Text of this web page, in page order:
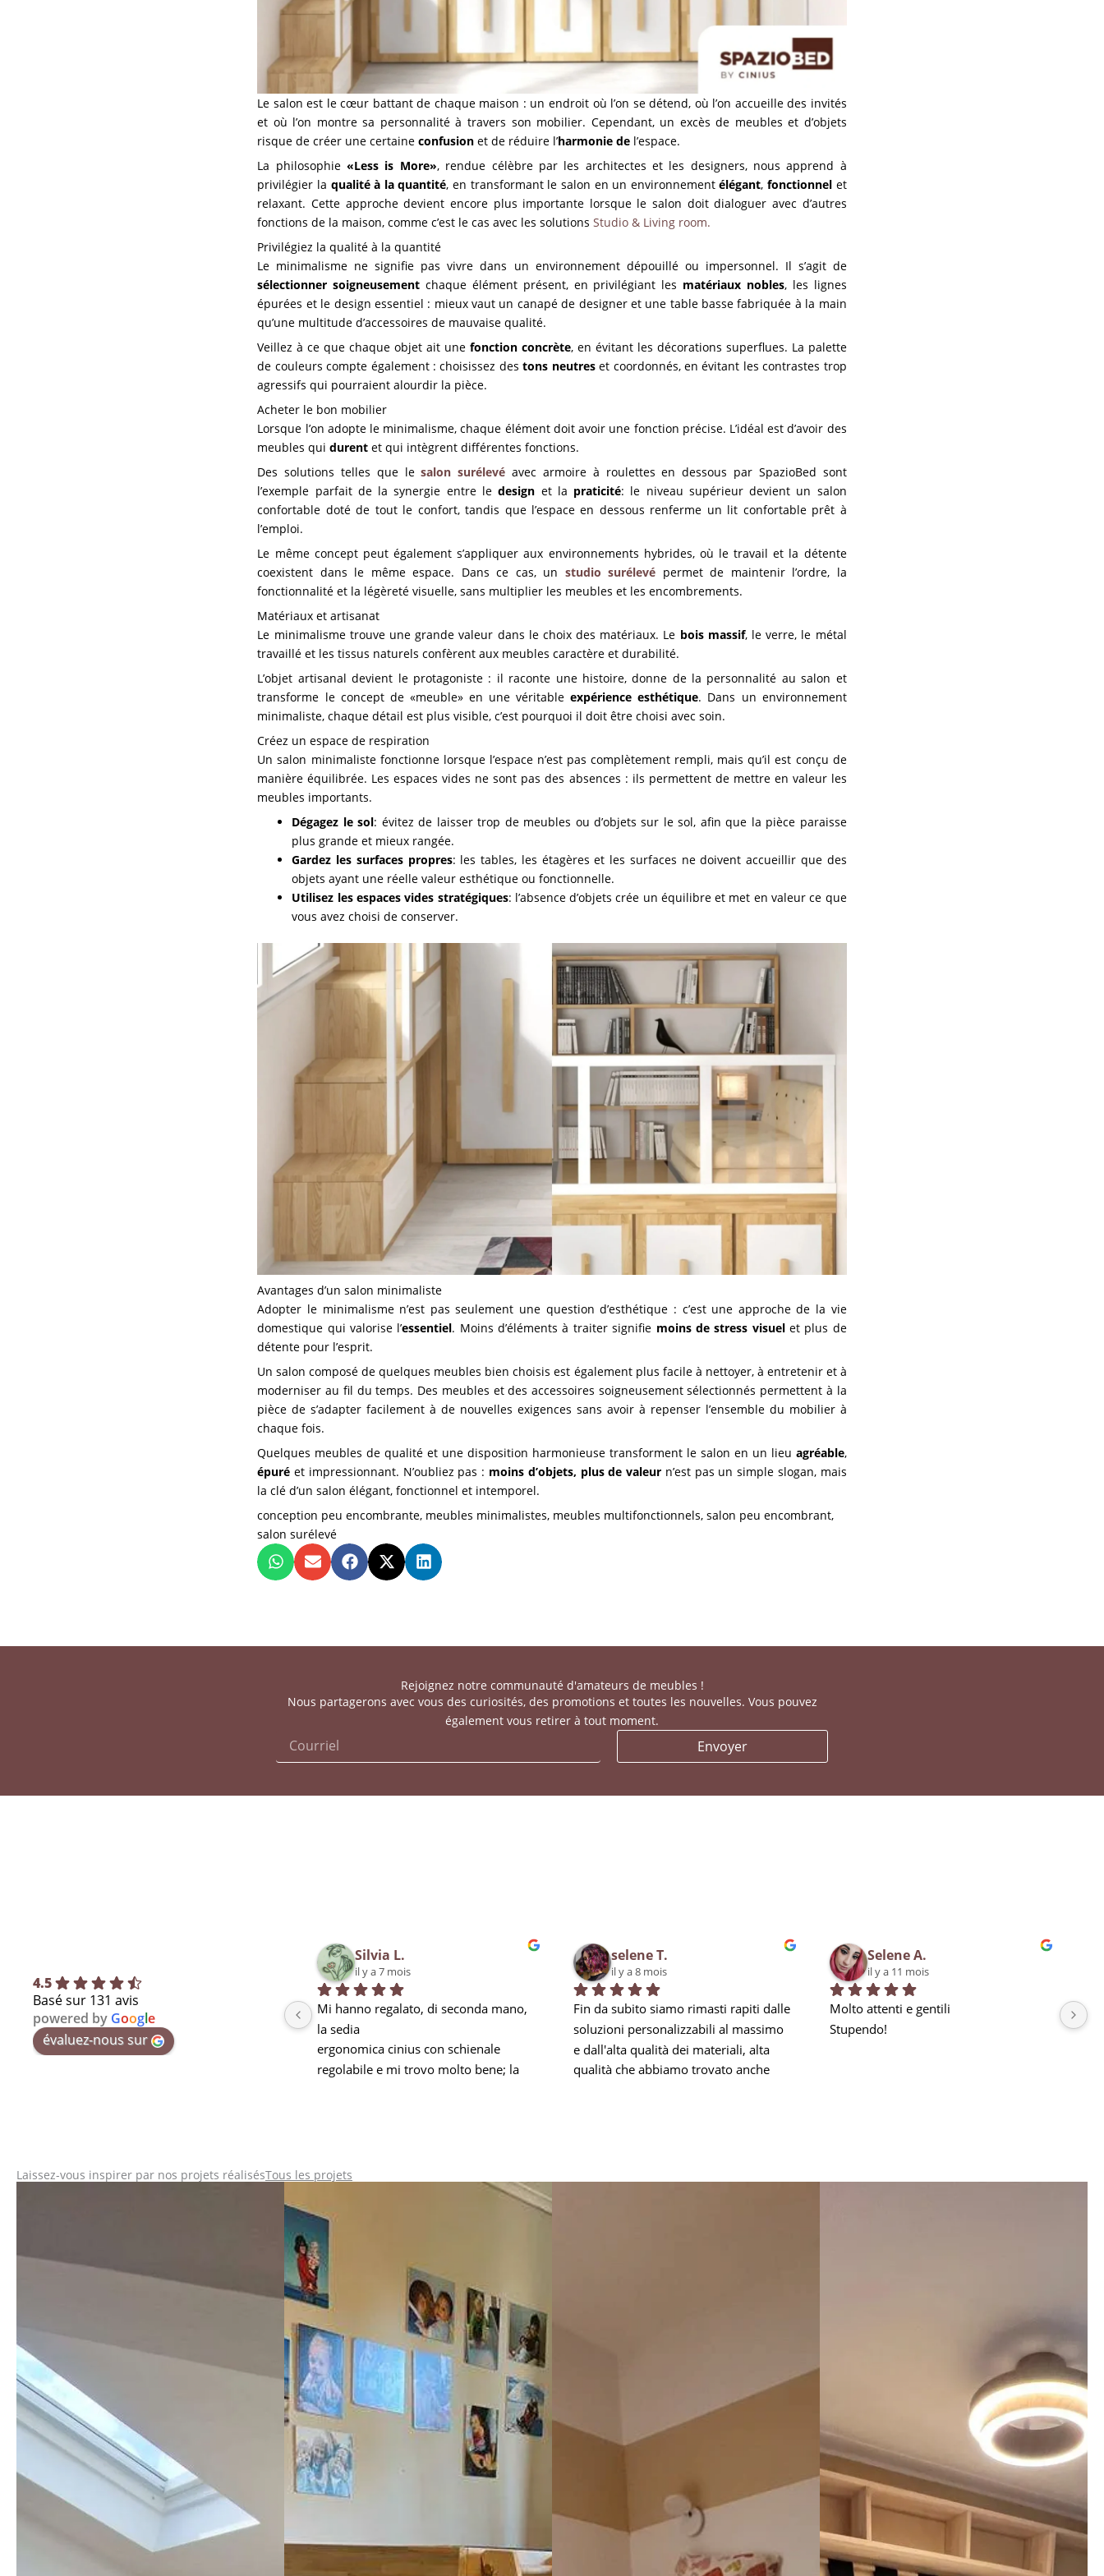
Le salon est le cœur battant de chaque maison : un endroit où l’on se détend, où l’on accueille des invités
et où l’on montre sa personnalité à travers son mobilier. Cependant, un excès de meubles et d’objets
risque de créer une certaineconfusion et de réduire l’harmonie de l’espace.
La philosophie«Less is More», rendue célèbre par les architectes et les designers, nous apprend à
privilégier la qualité à la quantité, en transformant le salon en un environnementélégant,fonctionnel et
relaxant. Cette approche devient encore plus importante lorsque le salon doit dialoguer avec d’autres
fonctions de la maison, comme c’est le cas avec les solutionsStudio & Living room.
Privilégiez la qualité à la quantité
Le minimalisme ne signifie pas vivre dans un environnement dépouillé ou impersonnel. Il s’agit de
sélectionner soigneusement chaque élément présent, en privilégiant les matériaux nobles, les lignes
épurées et le design essentiel : mieux vaut un canapé de designer et une table basse fabriquée à la main
qu’une multitude d’accessoires de mauvaise qualité.
Veillez à ce que chaque objet ait une fonction concrète, en évitant les décorations superflues. La palette
de couleurs compte également : choisissez destons neutreset coordonnés, en évitant les contrastes trop
agressifs qui pourraient alourdir la pièce.
Acheter le bon mobilier
Lorsque l’on adopte le minimalisme, chaque élément doit avoir une fonction précise. L’idéal est d’avoir des
meubles quidurent et qui intègrent différentes fonctions.
Des solutions telles que lesalon surélevé avec armoire à roulettes en dessous par SpazioBed sont
l’exemple parfait de la synergie entre ledesign et la praticité: le niveau supérieur devient un salon
confortable doté de tout le confort, tandis que l’espace en dessous renferme un lit confortable prêt à
l’emploi.
Le même concept peut également s’appliquer aux environnements hybrides, où le travail et la détente
coexistent dans le même espace. Dans ce cas, un studio surélevé permet de maintenir l’ordre, la
fonctionnalité et la légèreté visuelle, sans multiplier les meubles et les encombrements.
Matériaux et artisanat
Le minimalisme trouve une grande valeur dans le choix des matériaux. Le bois massif, le verre, le métal
travaillé et les tissus naturels confèrent aux meubles caractère et durabilité.
L’objet artisanal devient le protagoniste : il raconte une histoire, donne de la personnalité au salon et
transforme le concept de «meuble» en une véritableexpérience esthétique. Dans un environnement
minimaliste, chaque détail est plus visible, c’est pourquoi il doit être choisi avec soin.
Créez un espace de respiration
Un salon minimaliste fonctionne lorsque l’espace n’est pas complètement rempli, mais qu’il est conçu de
manière équilibrée. Les espaces vides ne sont pas des absences : ils permettent de mettre en valeur les
meubles importants.
Dégagez le sol: évitez de laisser trop de meubles ou d’objets sur le sol, afin que la pièce paraisse
plus grande et mieux rangée.
Gardez les surfaces propres: les tables, les étagères et les surfaces ne doivent accueillir que des
objets ayant une réelle valeur esthétique ou fonctionnelle.
Utilisez les espaces vides stratégiques: l’absence d’objets crée un équilibre et met en valeur ce que
vous avez choisi de conserver.
Avantages d’un salon minimaliste
Adopter le minimalisme n’est pas seulement une question d’esthétique : c’est une approche de la vie
domestique qui valorise l’essentiel. Moins d’éléments à traiter signifie moins de stress visuelet plus de
détente pour l’esprit.
Un salon composé de quelques meubles bien choisis est également plus facile à nettoyer, à entretenir et à
moderniser au fil du temps. Des meubles et des accessoires soigneusement sélectionnés permettent à la
pièce de s’adapter facilement à de nouvelles exigences sans avoir à repenser l’ensemble du mobilier à
chaque fois.
Quelques meubles de qualité et une disposition harmonieuse transforment le salon en un lieu agréable,
épuré et impressionnant. N’oubliez pas : moins d’objets, plus de valeur n’est pas un simple slogan, mais
la clé d’un salon élégant, fonctionnel et intemporel.
conception peu encombrante, meubles minimalistes, meubles multifonctionnels,salon peu encombrant,
salon surélevé
Rejoignez notre communauté d'amateurs de meubles !
Nous partagerons avec vous des curiosités, des promotions et toutes les nouvelles. Vous pouvez
également vous retirer à tout moment.
Envoyer
4.5
Basé sur 131 avis
powered by Google
évaluez-nous sur
Silvia L.
il y a 7 mois
Mi hanno regalato, di seconda mano,
la sedia
ergonomica cinius con schienale
regolabile e mi trovo molto bene; la
utilizzarla per 8 ore lavorative. Inoltre
mi mancava una vite, smarrita col
tempo, ed il servizio clienti mi ha
problemi, così ho anche i ricambi. È
un'ottima azienda. Grazie
selene T.
il y a 8 mois
Fin da subito siamo rimasti rapiti dalle
soluzioni personalizzabili al massimo
e dall'alta qualità dei materiali, alta
qualità che abbiamo trovato anche
Selene A.
il y a 11 mois
Molto attenti e gentili
Stupendo!
Laissez-vous inspirer par nos projets réalisésTous les projets